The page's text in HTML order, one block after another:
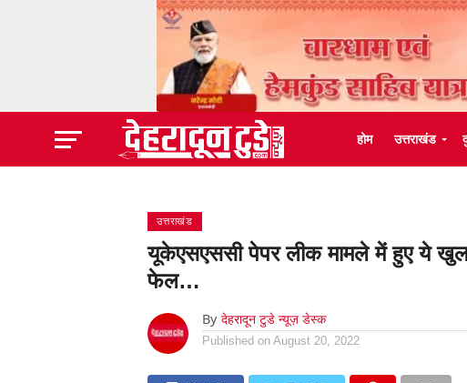
होम उत्तराखंड
उत्तराखंड
यूकेएसएससी पेपर लीक मामले में हुए ये
फेल…
By देहरादून टुडे न्यूज़ डेस्क
Published on August 20, 2022